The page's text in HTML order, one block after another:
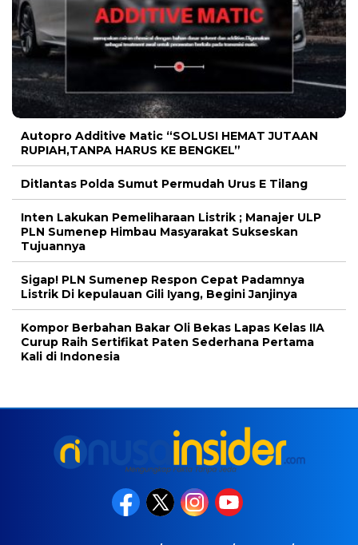
Autopro Additive Matic “SOLUSI HEMAT JUTAAN
RUPIAH,TANPA HARUS KE BENGKEL”
Ditlantas Polda Sumut Permudah Urus E Tilang
Inten Lakukan Pemeliharaan Listrik ; Manajer ULP
PLN Sumenep Himbau Masyarakat Sukseskan
Tujuannya
Sigap! PLN Sumenep Respon Cepat Padamnya
Listrik Di kepulauan Gili Iyang, Begini Janjinya
Kompor Berbahan Bakar Oli Bekas Lapas Kelas IIA
Curup Raih Sertifikat Paten Sederhana Pertama
Kali di Indonesia